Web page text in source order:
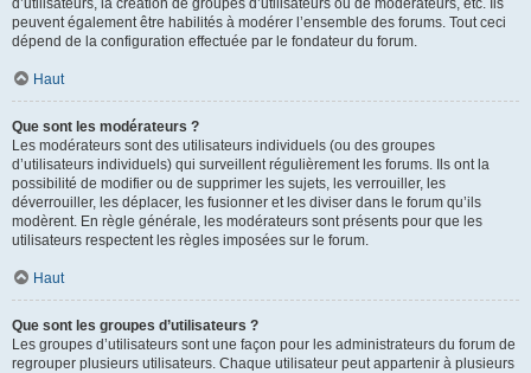
d’utilisateurs, la création de groupes d’utilisateurs ou de modérateurs, etc. Ils
peuvent également être habilités à modérer l’ensemble des forums. Tout ceci
dépend de la configuration effectuée par le fondateur du forum.
Haut
Que sont les modérateurs ?
Les modérateurs sont des utilisateurs individuels (ou des groupes
d’utilisateurs individuels) qui surveillent régulièrement les forums. Ils ont la
possibilité de modifier ou de supprimer les sujets, les verrouiller, les
déverrouiller, les déplacer, les fusionner et les diviser dans le forum qu’ils
modèrent. En règle générale, les modérateurs sont présents pour que les
utilisateurs respectent les règles imposées sur le forum.
Haut
Que sont les groupes d’utilisateurs ?
Les groupes d’utilisateurs sont une façon pour les administrateurs du forum de
regrouper plusieurs utilisateurs. Chaque utilisateur peut appartenir à plusieurs